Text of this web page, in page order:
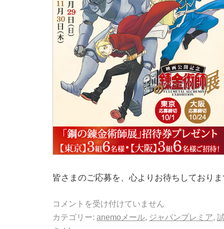
皆さまのご応募を、心よりお待ちしており
コメントを受け付けていません
カテゴリー: anemoメール, ジャパンプレミア,